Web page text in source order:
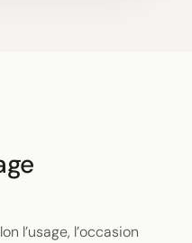
l’usage, l’occasion